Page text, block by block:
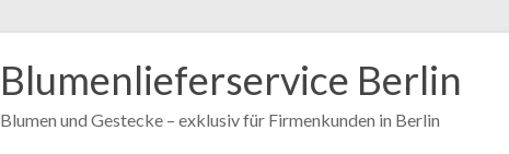
Blumenlieferservice Berlin
Blumen und Gestecke – exklusiv für Firmenkunden in Berlin